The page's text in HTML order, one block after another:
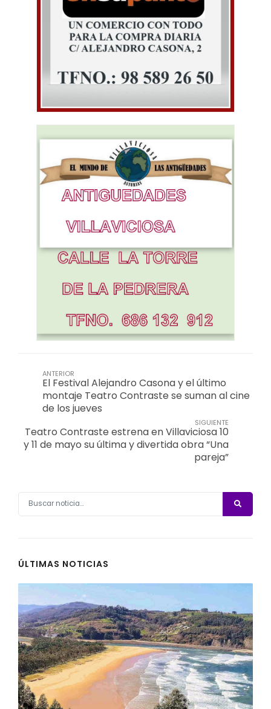
ANTERIOR
El Festival Alejandro Casona y el último
montaje Teatro Contraste se suman al cine
de los jueves
SIGUIENTE
Teatro Contraste estrena en Villaviciosa 10
y 11 de mayo su última y divertida obra “Una
pareja”
ÚLTIMAS NOTICIAS